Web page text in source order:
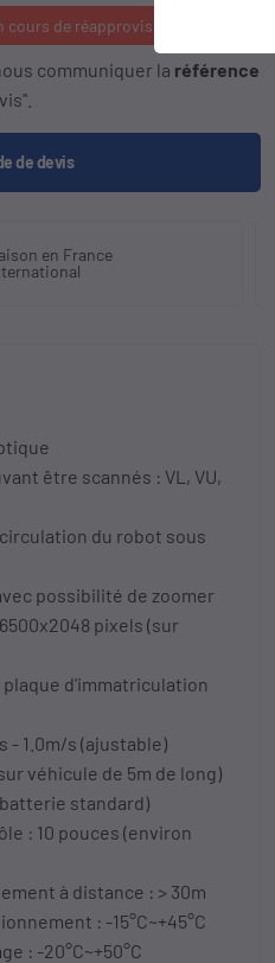
de réapprovisionnement
communiquer la référence
de devis
en France
être scannés : VL, VU,
du robot sous
possibilité de zoomer
pixels (sur
plaque d'immatriculation
- 1.0m/s (ajustable)
véhicule de 5m de long)
standard)
: 10 pouces (environ
à distance : > 30m
: -15°C~+45°C
: -20°C~+50°C